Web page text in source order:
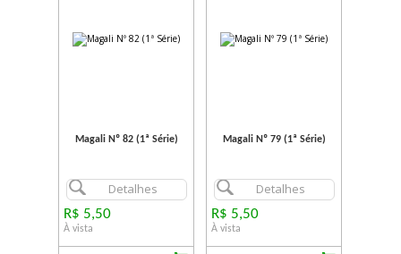
Magali Nº 82 (1ª Série)
Detalhes
R$ 5,50
À vista
Magali Nº 79 (1ª Série)
Detalhes
R$ 5,50
À vista